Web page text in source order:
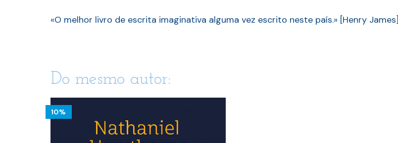
«O melhor livro de escrita imaginativa alguma vez escrito neste país.» [Henry James]
Do mesmo autor:
10%